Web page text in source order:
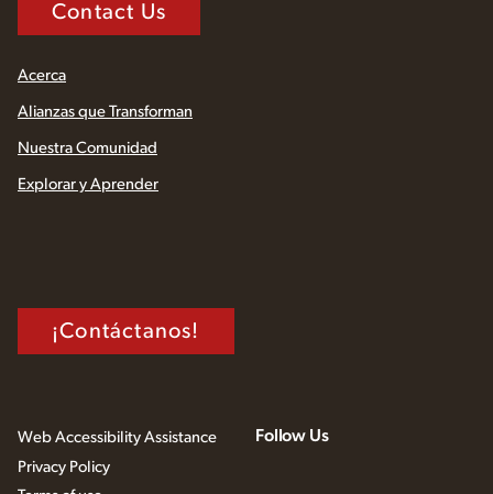
Contact Us
Acerca
Alianzas que Transforman
Nuestra Comunidad
Explorar y Aprender
¡Contáctanos!
Web Accessibility Assistance
Privacy Policy
Follow Us